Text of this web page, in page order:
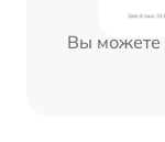
Вы можете